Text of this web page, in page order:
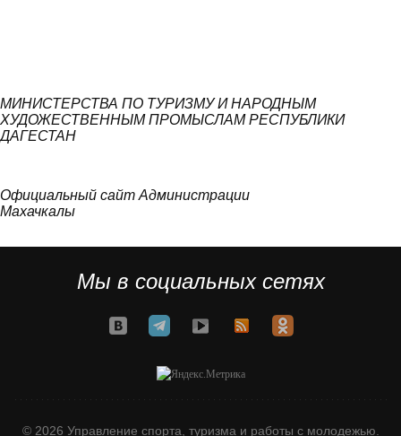
МИНИСТЕРСТВА ПО ТУРИЗМУ И НАРОДНЫМ
ХУДОЖЕСТВЕННЫМ ПРОМЫСЛАМ РЕСПУБЛИКИ
ДАГЕСТАН
Официальный сайт Администрации
Махачкалы
Мы в социальных сетях
© 2026 Управление спорта, туризма и работы с молодежью.